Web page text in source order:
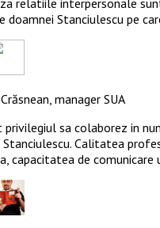
relatiile interpersonale
doamnei Stanciulescu pe
manager SUA
privilegiul sa colaborez in
Stanciulescu. Calitatea
capacitatea de comunicare